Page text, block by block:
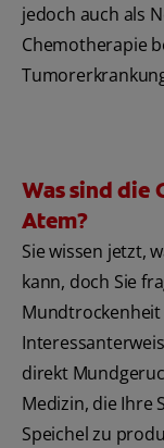
jedoch auch als
Chemotherapie
Was sind die
Atem?
Sie wissen jetzt,
kann, doch Sie
direkt
Medizin, die Ihre
Speichel zu